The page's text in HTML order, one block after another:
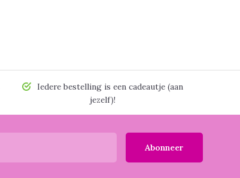
Iedere bestelling is een cadeautje (aan
jezelf)!
Abonneer